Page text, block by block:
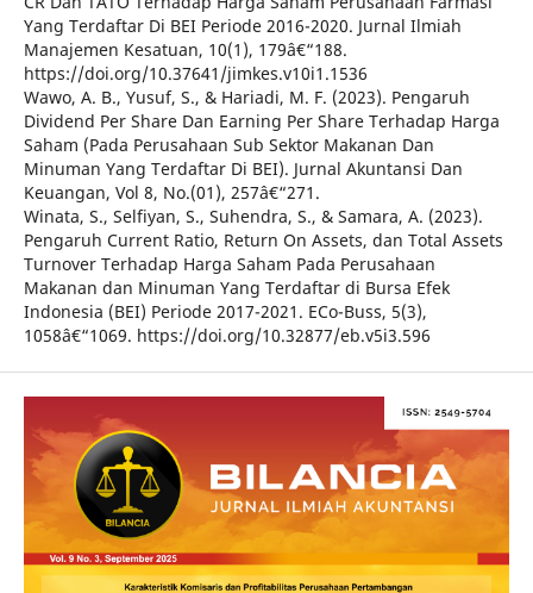
Yang Terdaftar Di BEI Periode 2016-2020. Jurnal Ilmiah
Manajemen Kesatuan, 10(1), 179â€“188.
https://doi.org/10.37641/jimkes.v10i1.1536
Wawo, A. B., Yusuf, S., & Hariadi, M. F. (2023). Pengaruh
Dividend Per Share Dan Earning Per Share Terhadap Harga
Saham (Pada Perusahaan Sub Sektor Makanan Dan
Minuman Yang Terdaftar Di BEI). Jurnal Akuntansi Dan
Keuangan, Vol 8, No.(01), 257â€“271.
Winata, S., Selfiyan, S., Suhendra, S., & Samara, A. (2023).
Pengaruh Current Ratio, Return On Assets, dan Total Assets
Turnover Terhadap Harga Saham Pada Perusahaan
Makanan dan Minuman Yang Terdaftar di Bursa Efek
Indonesia (BEI) Periode 2017-2021. ECo-Buss, 5(3),
1058â€“1069. https://doi.org/10.32877/eb.v5i3.596